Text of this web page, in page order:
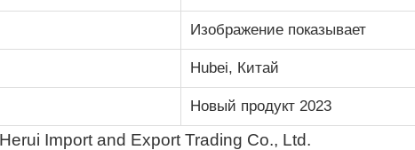
Изображение показывает
Hubei, Китай
Новый продукт 2023
Import and Export Trading Co., Ltd.